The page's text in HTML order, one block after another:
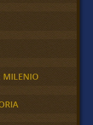
MILENIO